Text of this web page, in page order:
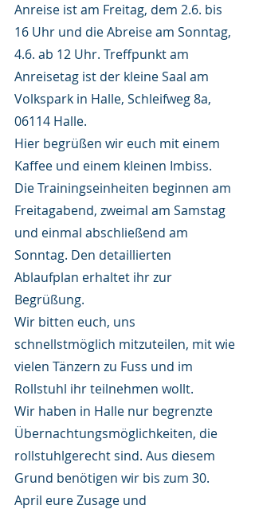
Anreise ist am Freitag, dem 2.6. bis
16 Uhr und die Abreise am Sonntag,
4.6. ab 12 Uhr. Treffpunkt am
Anreisetag ist der kleine Saal am
Volkspark in Halle, Schleifweg 8a,
06114 Halle.
Hier begrüßen wir euch mit einem
Kaffee und einem kleinen Imbiss.
Die Trainingseinheiten beginnen am
Freitagabend, zweimal am Samstag
und einmal abschließend am
Sonntag. Den detaillierten
Ablaufplan erhaltet ihr zur
Begrüßung.
Wir bitten euch, uns
schnellstmöglich mitzuteilen, mit wie
vielen Tänzern zu Fuss und im
Rollstuhl ihr teilnehmen wollt.
Wir haben in Halle nur begrenzte
Übernachtungsmöglichkeiten, die
rollstuhlgerecht sind. Aus diesem
Grund benötigen wir bis zum 30.
April eure Zusage und